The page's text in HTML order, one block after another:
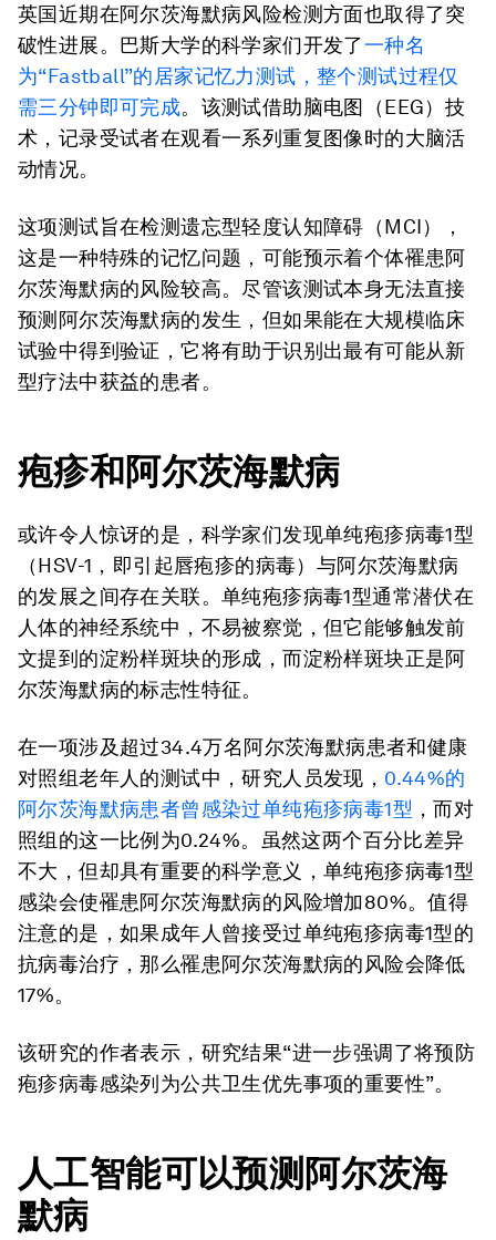
英国近期在阿尔茨海默病风险检测方面也取得了突
破性进展。巴斯大学的科学家们开发了一种名
为“Fastball”的居家记忆力测试，整个测试过程仅
需三分钟即可完成。该测试借助脑电图（EEG）技
术，记录受试者在观看一系列重复图像时的大脑活
动情况。
这项测试旨在检测遗忘型轻度认知障碍（MCI），
这是一种特殊的记忆问题，可能预示着个体罹患阿
尔茨海默病的风险较高。尽管该测试本身无法直接
预测阿尔茨海默病的发生，但如果能在大规模临床
试验中得到验证，它将有助于识别出最有可能从新
型疗法中获益的患者。
疱疹和阿尔茨海默病
或许令人惊讶的是，科学家们发现单纯疱疹病毒1型
（HSV-1，即引起唇疱疹的病毒）与阿尔茨海默病
的发展之间存在关联。单纯疱疹病毒1型通常潜伏在
人体的神经系统中，不易被察觉，但它能够触发前
文提到的淀粉样斑块的形成，而淀粉样斑块正是阿
尔茨海默病的标志性特征。
在一项涉及超过34.4万名阿尔茨海默病患者和健康
对照组老年人的测试中，研究人员发现， 0.44%的
阿尔茨海默病患者曾感染过单纯疱疹病毒1型 ，而对
照组的这一比例为0.24%。虽然这两个百分比差异
不大，但却具有重要的科学意义，单纯疱疹病毒1型
感染会使罹患阿尔茨海默病的风险增加80%。值得
注意的是，如果成年人曾接受过单纯疱疹病毒1型的
抗病毒治疗，那么罹患阿尔茨海默病的风险会降低
17%。
该研究的作者表示，研究结果“进一步强调了将预防
疱疹病毒感染列为公共卫生优先事项的重要性”。
人工智能可以预测阿尔茨海
默病